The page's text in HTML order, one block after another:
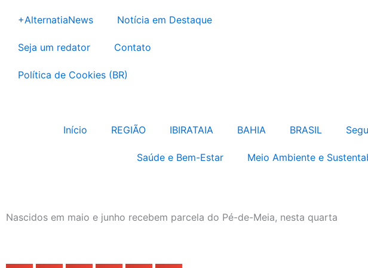
para
conteúdo
+AlternatiaNews Notícia em Destaque
Seja um redator Contato
Política de Cookies (BR)
Início REGIÃO IBIRATAIA BAHIA BRASIL
Saúde e Bem-Estar Meio Ambiente e
Nascidos em maio e junho recebem parcela do Pé-de-Meia, nesta quarta